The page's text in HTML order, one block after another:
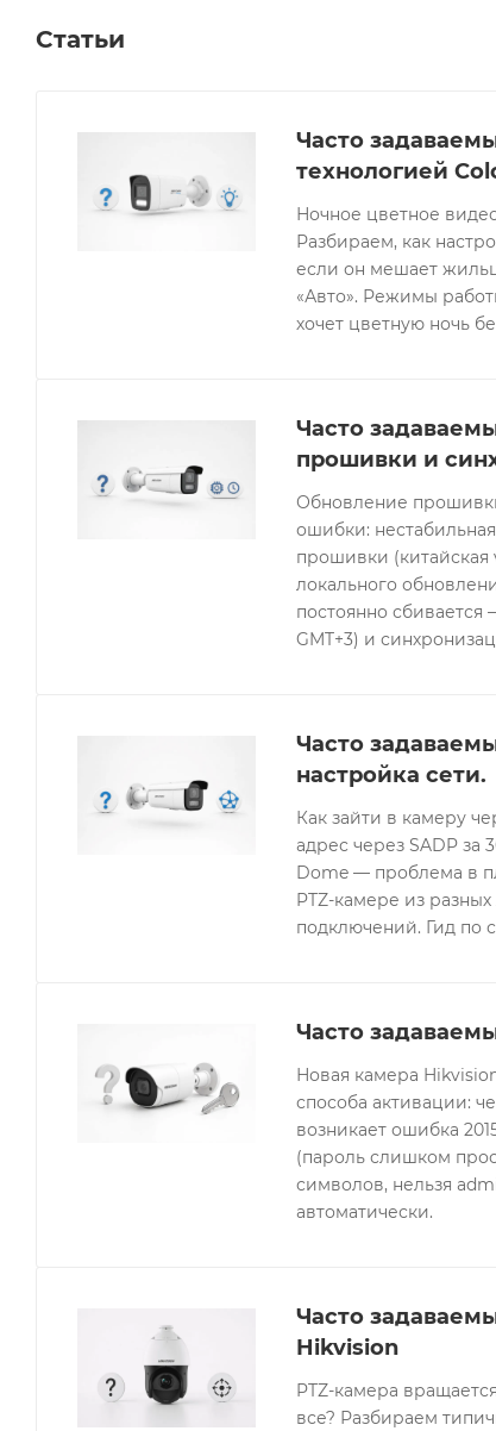
Статьи
Часто
технологией
Ночное цветное
Разбираем, как
если он мешает
«Авто». Режимы
хочет цветную ночь
Часто
прошивки и
Обновление
ошибки:
прошивки
локального
постоянно сбивается
GMT+3) и
Часто
настройка сети.
Как зайти в камеру
адрес через SADP за
Dome — проблема в
PTZ-камере из
подключений. Гид по
Часто
Новая камера
способа активации:
возникает ошибка
(пароль слишком
символов, нельзя
автоматически.
Часто
Hikvision
PTZ-камера
все? Разбираем